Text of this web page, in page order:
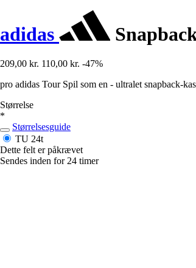
adidas
209,00 kr. 110,00 kr. -47%
pro adidas Tour Spil som en - ultralet snapback-
Størrelse
*
Størrelsesguide
TU 24t
Dette felt er påkrævet
Sendes inden for 24 timer